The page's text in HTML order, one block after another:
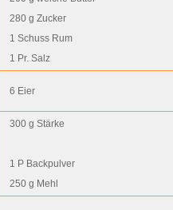
280 g Zucker
1 Schuss Rum
1 Pr. Salz
6 Eier
300 g Stärke
1 P Backpulver
250 g Mehl